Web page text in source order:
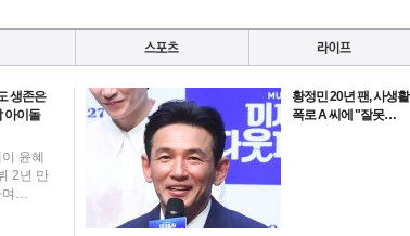
생존은
이돌
윤혜
2년 만
며…
황정민 20년 팬, 사생활
폭로 A 씨에 "잘못…